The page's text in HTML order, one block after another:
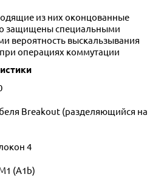
из них оконцованные
защищены специальными
вероятность выскальзывания
операциях коммутации
Breakout (разделяющийся на
4
(A1b)